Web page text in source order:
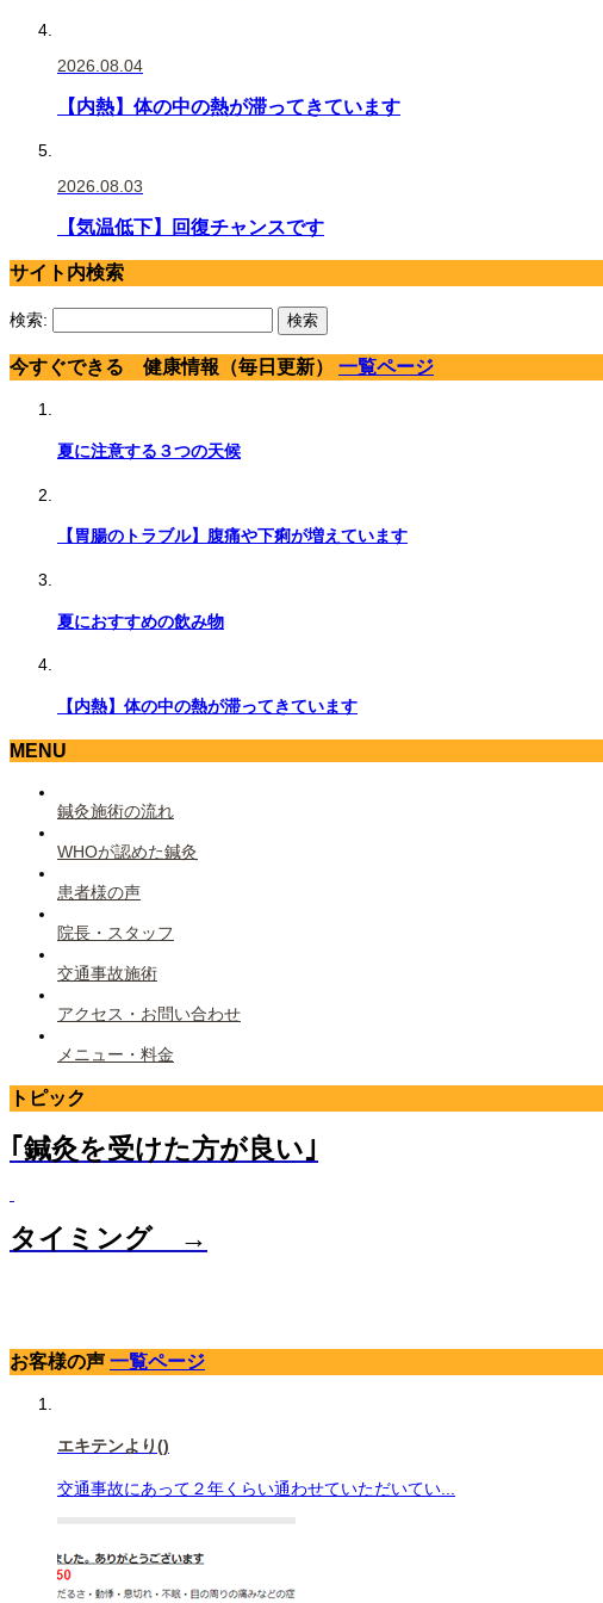
2026.08.04
【内熱】体の中の熱が滞ってきています
2026.08.03
【気温低下】回復チャンスです
サイト内検索
検索:
今すぐできる 健康情報（毎日更新） 一覧ページ
夏に注意する３つの天候
【胃腸のトラブル】腹痛や下痢が増えています
夏におすすめの飲み物
【内熱】体の中の熱が滞ってきています
MENU
鍼灸施術の流れ
WHOが認めた鍼灸
患者様の声
院長・スタッフ
交通事故施術
アクセス・お問い合わせ
メニュー・料金
トピック
｢鍼灸を受けた方が良い｣
タイミング →
お客様の声 一覧ページ
エキテンより()
交通事故にあって２年くらい通わせていただいてい...